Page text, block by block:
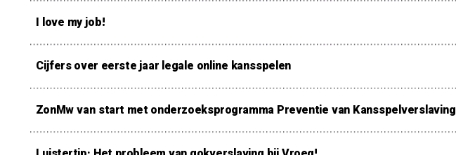
I love my job!
Cijfers over eerste jaar legale online kansspelen
ZonMw van start met onderzoeksprogramma Preventie van Kansspelverslaving